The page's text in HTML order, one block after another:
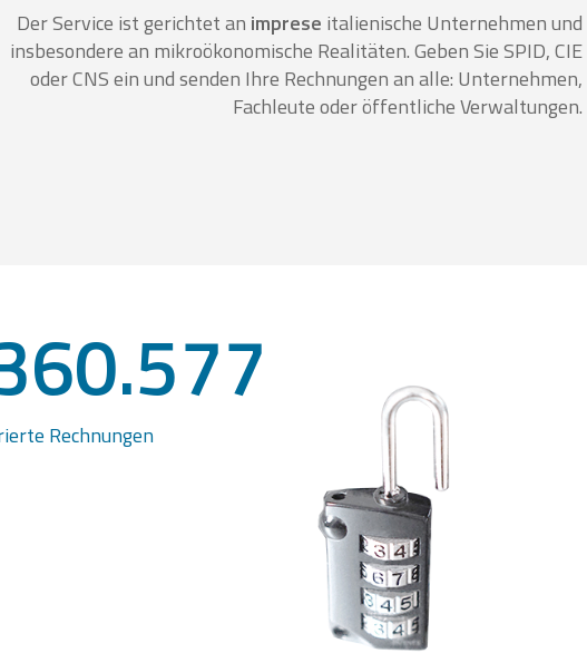
Der Service ist gerichtet an imprese italienische Unternehmen und
insbesondere an mikroökonomische Realitäten. Geben Sie SPID, CIE
oder CNS ein und senden Ihre Rechnungen an alle: Unternehmen,
Fachleute oder öffentliche Verwaltungen.
Rechnungen